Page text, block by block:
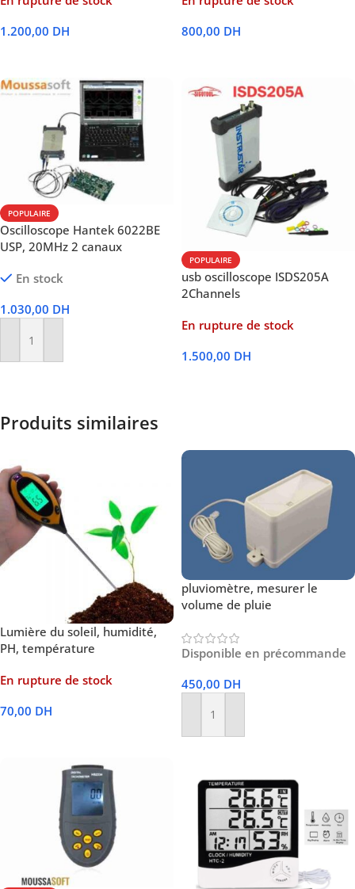
1.200,00 DH
800,00 DH
POPULAIRE
Oscilloscope Hantek 6022BE
USP, 20MHz 2 canaux
En stock
1.030,00 DH
Ajouter Au Panier
POPULAIRE
usb oscilloscope ISDS205A
2Channels
En rupture de stock
1.500,00 DH
Produits similaires
Lumière du soleil, humidité,
PH, température
En rupture de stock
70,00 DH
pluviomètre, mesurer le
volume de pluie
Disponible en précommande
450,00 DH
Ajouter Au Panier